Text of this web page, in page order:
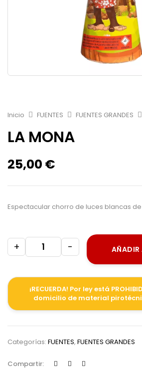
Inicio FUENTES FUENTES GRANDES
LA MONA
25,00 €
Espectacular chorro de luces blancas
+ - AÑADIR
¡RECUERDA! Por ley está
domicilio de material
Categorías: FUENTES, FUENTES GRANDES
Compartir: